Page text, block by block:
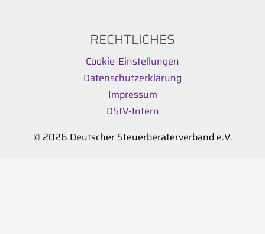
RECHTLICHES
Cookie-Einstellungen
Datenschutzerklärung
Impressum
DStV-Intern
© 2026 Deutscher Steuerberaterverband e.V.